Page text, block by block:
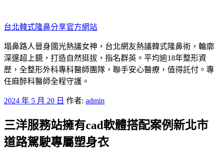
至
主
要
內
容
台北韓式隆鼻分享官方網站
塌鼻路人晉身國光熱議女神，台北網友熱議韓式隆鼻術，輪廓
深邃超上鏡，打造自然挺拔，指名群英。平均逾18年整形資
歷，全整形外科專科醫師團隊，聯手安心醫療，值得託付。專
任麻醉科醫師全程守護。
發
於
2024 年 5 月 20 日 作者: admin
三洋服務站擁有cad軟體搭配案例新北市
道路駕駛專屬塑身衣